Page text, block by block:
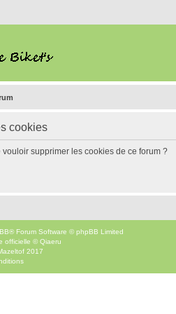
cookies
vouloir supprimer les cookies de ce forum ?
® Forum Software © phpBB Limited
officielle ©Qiaeru
2017